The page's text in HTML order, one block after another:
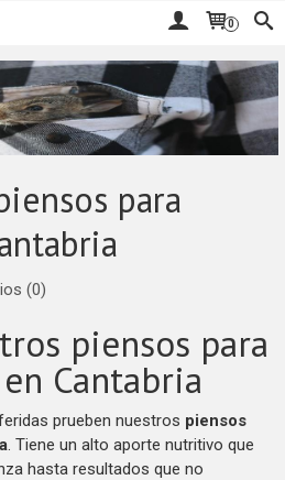
0
para
(0)
piensos para
Cantabria
prueben nuestros piensos
. Tiene un alto aporte nutritivo que
hasta resultados que no